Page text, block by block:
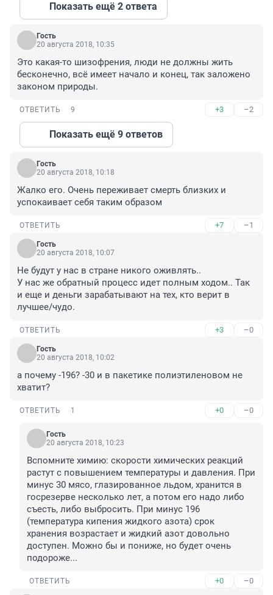
Показать ещё 2 ответа
Гость
20 августа 2018, 10:35
Это какая-то шизофрения, люди не должны жить
бесконечно, всё имеет начало и конец, так заложено
законом природы.
ОТВЕТИТЬ 9 +3 –2
Показать ещё 9 ответов
Гость
20 августа 2018, 10:18
Жалко его. Очень переживает смерть близких и
успокаивает себя таким образом
ОТВЕТИТЬ +7 –1
Гость
20 августа 2018, 10:07
Не будут у нас в стране никого оживлять..
У нас же обратный процесс идет полным ходом.. Так
и еще и деньги зарабатывают на тех, кто верит в
лучшее/чудо.
ОТВЕТИТЬ +3 –0
Гость
20 августа 2018, 10:02
а почему -196? -30 и в пакетике полиэтиленовом не
хватит?
ОТВЕТИТЬ 1 +0 –0
Гость
20 августа 2018, 10:23
Вспомните химию: скорости химических реакций
растут с повышением температуры и давления. При
минус 30 мясо, глазированное льдом, хранится в
госрезерве несколько лет, а потом его надо либо
съесть, либо выбросить. При минус 196
(температура кипения жидкого азота) срок
хранения возрастает и жидкий азот довольно
доступен. Можно бы и пониже, но будет очень
подороже...
ОТВЕТИТЬ +0 –0